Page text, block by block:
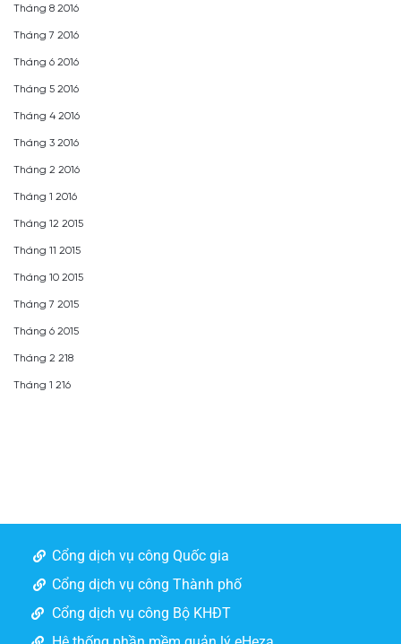
Tháng 8 2016
Tháng 7 2016
Tháng 6 2016
Tháng 5 2016
Tháng 4 2016
Tháng 3 2016
Tháng 2 2016
Tháng 1 2016
Tháng 12 2015
Tháng 11 2015
Tháng 10 2015
Tháng 7 2015
Tháng 6 2015
Tháng 2 218
Tháng 1 216
Cổng dịch vụ công Quốc gia
Cổng dịch vụ công Thành phố
Cổng dịch vụ công Bộ KHĐT